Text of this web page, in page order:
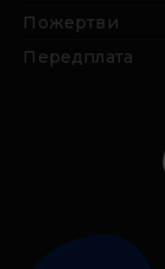
Пожертви
Передплата